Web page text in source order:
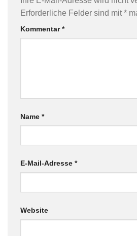
Erforderliche Felder sind mit*
Kommentar*
Name *
E-Mail-Adresse *
Website